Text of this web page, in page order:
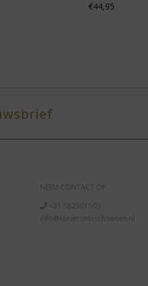
€44,95
NEEM CONTACT OP
+31 582501503
info@klaversmaschoenen.nl